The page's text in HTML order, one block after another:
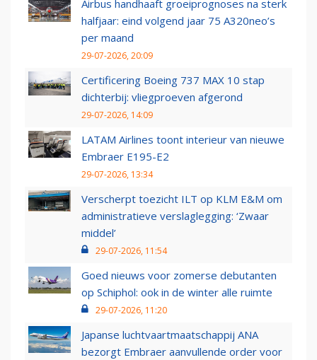
Airbus handhaaft groeiprognoses na sterk
halfjaar: eind volgend jaar 75 A320neo’s
per maand
29-07-2026, 20:09
Certificering Boeing 737 MAX 10 stap
dichterbij: vliegproeven afgerond
29-07-2026, 14:09
LATAM Airlines toont interieur van nieuwe
Embraer E195-E2
29-07-2026, 13:34
Verscherpt toezicht ILT op KLM E&M om
administratieve verslaglegging: ‘Zwaar
middel’
29-07-2026, 11:54
Goed nieuws voor zomerse debutanten
op Schiphol: ook in de winter alle ruimte
29-07-2026, 11:20
Japanse luchtvaartmaatschappij ANA
bezorgt Embraer aanvullende order voor